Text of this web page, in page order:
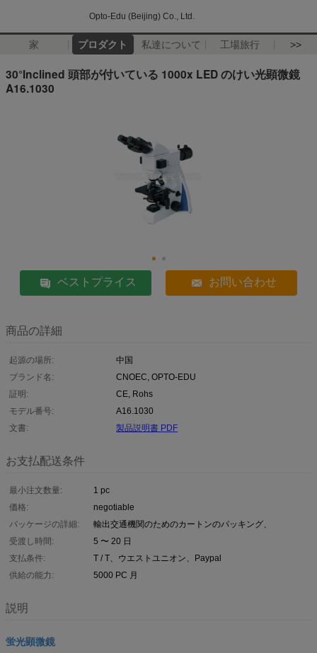
Opto-Edu (Beijing) Co., Ltd.
家 プロダクト 私達について 工場旅行 >>
30°Inclined 頭部が付いている 1000x LED のけい光顕微鏡
A16.1030
ベストプライス お問い合わせ
商品の詳細
起源の場所:
中国
ブランド名:
CNOEC, OPTO-EDU
証明:
CE, Rohs
モデル番号:
A16.1030
文書:
製品説明書 PDF
お支払配送条件
最小注文数量:
1 pc
価格:
negotiable
パッケージの詳細:
輸出交通機関のためのカートンのパッキング、
受渡し時間:
5 〜 20 日
支払条件:
T / T、ウエストユニオン、Paypal
供給の能力:
5000 PC 月
説明
蛍光顕微鏡